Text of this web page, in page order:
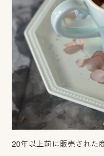
20年以上前に販売された